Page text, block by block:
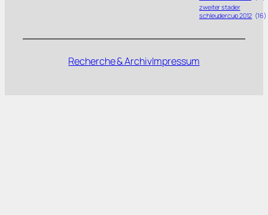
zweiter stader
schleudercup 2012 (16)
Recherche & ArchivImpressum